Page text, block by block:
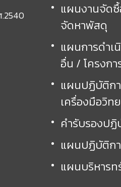
แผนงานจัด
จัดหาพัสดุ
แผนการดำ
อื่น / โครงก
แผนปฏิบัติก
เครื่องมือวิท
คำรับรองปฏิ
แผนปฏิบัติก
แผนบริหาร